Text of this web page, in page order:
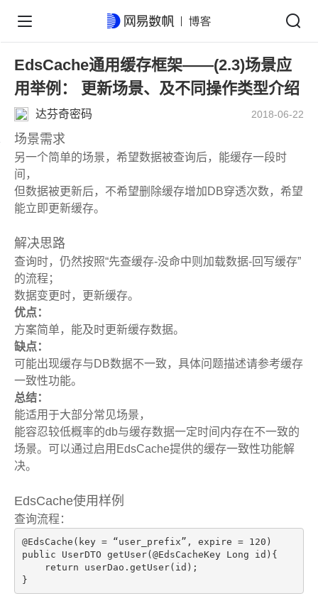
EdsCache通用缓存框架——(2.3)场景应
用举例： 更新场景、及不同操作类型介绍
达芬奇密码 2018-06-22
场景需求
另一个简单的场景，希望数据被查询后，能缓存一段时
间，
但数据被更新后，不希望删除缓存增加DB穿透次数，希望
能立即更新缓存。
解决思路
查询时，仍然按照“先查缓存-没命中则加载数据-回写缓存”
的流程；
数据变更时，更新缓存。
优点：
方案简单，能及时更新缓存数据。
缺点：
可能出现缓存与DB数据不一致，具体问题描述请参考缓存
一致性功能。
总结：
能适用于大部分常见场景，
能容忍较低概率的db与缓存数据一定时间内存在不一致的
场景。可以通过启用EdsCache提供的缓存一致性功能解
决。
EdsCache使用样例
查询流程：
@EdsCache (key = “user_prefix”, expire = 120
public UserDTO getUser(@EdsCacheKey Long id) {
return userDao.getUser(id);
}